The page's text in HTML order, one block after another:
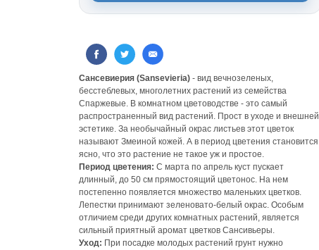
Сансевиерия (Sansevieria) - вид вечнозеленых,
бесстеблевых, многолетних растений из семейства
Спаржевые. В комнатном цветоводстве - это самый
распространенный вид растений. Прост в уходе и внешней
эстетике. За необычайный окрас листьев этот цветок
называют Змеиной кожей. А в период цветения становится
ясно, что это растение не такое уж и простое.
Период цветения: С марта по апрель куст пускает
длинный, до 50 см прямостоящий цветонос. На нем
постепенно появляется множество маленьких цветков.
Лепестки принимают зеленовато-белый окрас. Особым
отличием среди других комнатных растений, является
сильный приятный аромат цветков Сансивьеры.
Уход: При посадке молодых растений грунт нужно